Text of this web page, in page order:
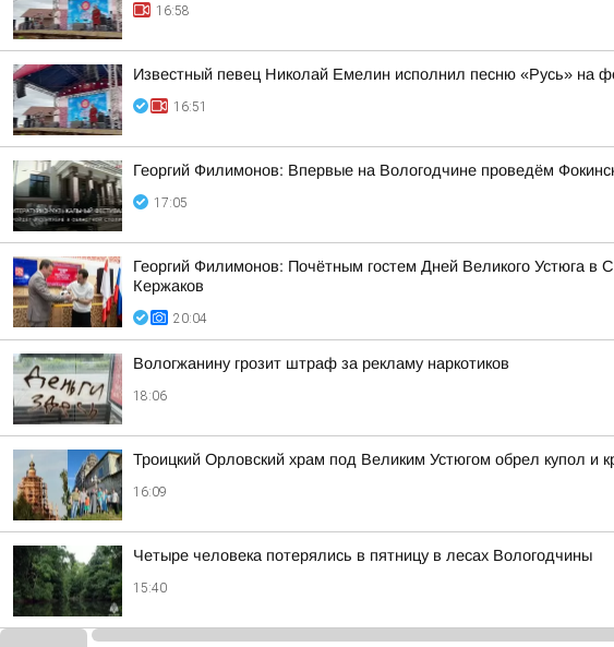
16:58
Известный певец Николай Емелин исполнил песню «Русь» на
16:51
Георгий Филимонов: Впервые на Вологодчине проведём
17:05
Георгий Филимонов: Почётным гостем Дней Великого Устюга в
Кержаков
20:04
Вологжанину грозит штраф за рекламу наркотиков
18:06
Троицкий Орловский храм под Великим Устюгом обрел купол и
16:09
Четыре человека потерялись в пятницу в лесах Вологодчины
15:40